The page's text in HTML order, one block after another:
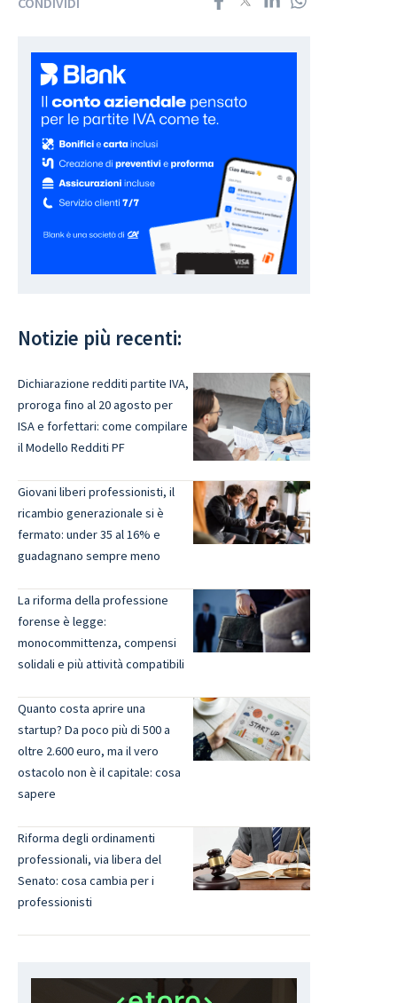
Notizie più recenti:
Dichiarazione redditi partite IVA,
proroga fino al 20 agosto per
ISA e forfettari: come compilare
il Modello Redditi PF
Giovani liberi professionisti, il
ricambio generazionale si è
fermato: under 35 al 16% e
guadagnano sempre meno
La riforma della professione
forense è legge:
monocommittenza, compensi
solidali e più attività compatibili
Quanto costa aprire una
startup? Da poco più di 500 a
oltre 2.600 euro, ma il vero
ostacolo non è il capitale: cosa
sapere
Riforma degli ordinamenti
professionali, via libera del
Senato: cosa cambia per i
professionisti